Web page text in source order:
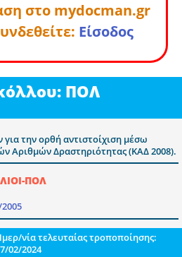
στο mydocman.gr
Είσοδος
ΠΟΛ
την ορθή αντιστοίχιση μέσω
Αριθμών Δραστηριότητας (ΚΑΔ 2008).
ΠΟΛ
νία τελευταίας τροποποίησης:
02/2024